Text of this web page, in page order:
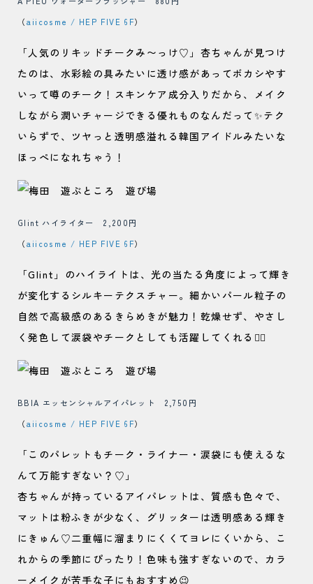
（aiicosme / HEP FIVE 6F）
「人気のリキッドチークみ〜っけ♡」杏ちゃんが見つけ
たのは、水彩絵の具みたいに透け感があってボカシやす
いって噂のチーク！スキンケア成分入りだから、メイク
しながら潤いチャージできる優れものなんだって✨テク
いらずで、ツヤっと透明感溢れる韓国アイドルみたいな
ほっぺになれちゃう！
Glint ハイライター 2,200円
（aiicosme / HEP FIVE 6F）
「Glint」のハイライトは、光の当たる角度によって輝き
が変化するシルキーテクスチャー。細かいパール粒子の
自然で高級感のあるきらめきが魅力！乾燥せず、やさし
く発色して涙袋やチークとしても活躍してくれる🙆‍♀️
BBIA エッセンシャルアイパレット 2,750円
（aiicosme / HEP FIVE 6F）
「このパレットもチーク・ライナー・涙袋にも使えるな
んて万能すぎない？♡」
杏ちゃんが持っているアイパレットは、質感も色々で、
マットは粉ふきが少なく、グリッターは透明感ある輝き
にきゅん♡二重幅に溜まりにくくてヨレにくいから、こ
れからの季節にぴったり！色味も強すぎないので、カラ
ーメイクが苦手な子にもおすすめ😉